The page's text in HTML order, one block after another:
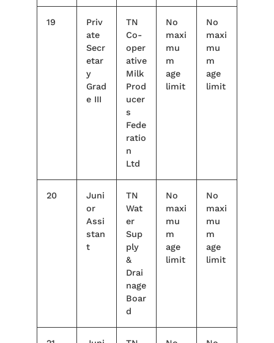
19
Priv
ate
Secr
etar
y
Grad
e III
TN
Co-
oper
ative
Milk
Prod
ucer
s
Fede
ratio
n
Ltd
No
maxi
mu
m
age
limit
No
maxi
mu
m
age
limit
20
Juni
or
Assi
stan
t
TN
Wat
er
Sup
ply
&
Drai
nage
Boar
d
No
maxi
mu
m
age
limit
No
maxi
mu
m
age
limit